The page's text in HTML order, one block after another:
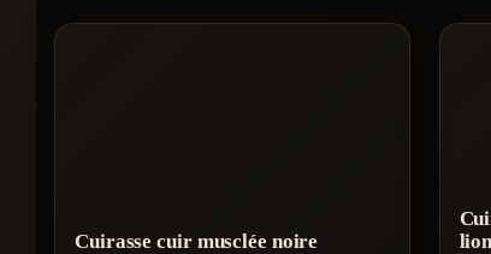
Cuirasse cuir musclée noire
lion